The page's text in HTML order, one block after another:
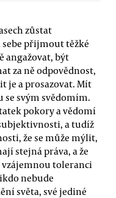
zůstat
přijmout těžké
angažovat, být
za ně odpovědnost,
je a prosazovat. Mít
svým svědomím.
pokory a vědomí
a tudíž
že se může mýlit,
stejná práva, a že
vzájemnou toleranci
nebude
světa, své jediné